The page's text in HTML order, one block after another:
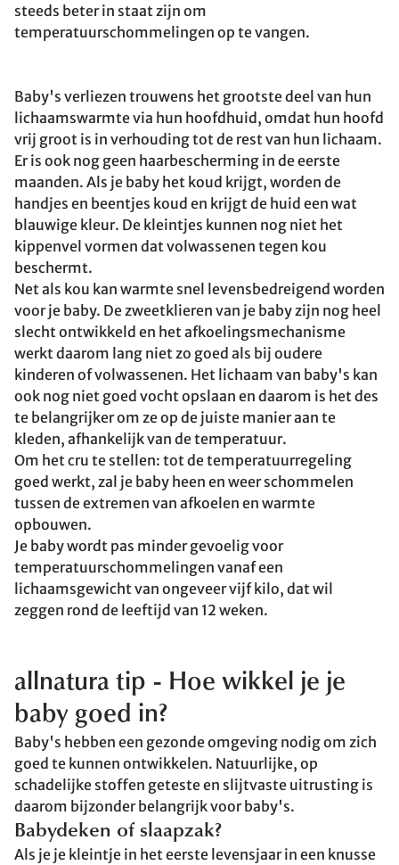
steeds beter in staat zijn om
temperatuurschommelingen op te vangen.
Baby's verliezen trouwens het grootste deel van hun
lichaamswarmte via hun hoofdhuid, omdat hun hoofd
vrij groot is in verhouding tot de rest van hun lichaam.
Er is ook nog geen haarbescherming in de eerste
maanden. Als je baby het koud krijgt, worden de
handjes en beentjes koud en krijgt de huid een wat
blauwige kleur. De kleintjes kunnen nog niet het
kippenvel vormen dat volwassenen tegen kou
beschermt.
Net als kou kan warmte snel levensbedreigend worden
voor je baby. De zweetklieren van je baby zijn nog heel
slecht ontwikkeld en het afkoelingsmechanisme
werkt daarom lang niet zo goed als bij oudere
kinderen of volwassenen. Het lichaam van baby's kan
ook nog niet goed vocht opslaan en daarom is het des
te belangrijker om ze op de juiste manier aan te
kleden, afhankelijk van de temperatuur.
Om het cru te stellen: tot de temperatuurregeling
goed werkt, zal je baby heen en weer schommelen
tussen de extremen van afkoelen en warmte
opbouwen.
Je baby wordt pas minder gevoelig voor
temperatuurschommelingen vanaf een
lichaamsgewicht van ongeveer vijf kilo, dat wil
zeggen rond de leeftijd van 12 weken.
allnatura tip - Hoe wikkel je je
baby goed in?
Baby's hebben een gezonde omgeving nodig om zich
goed te kunnen ontwikkelen. Natuurlijke, op
schadelijke stoffen geteste en slijtvaste uitrusting is
daarom bijzonder belangrijk voor baby's.
Babydeken of slaapzak?
Als je je kleintje in het eerste levensjaar in een knusse